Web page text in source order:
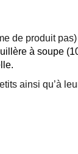
de produit
à soupe
ainsi qu’à